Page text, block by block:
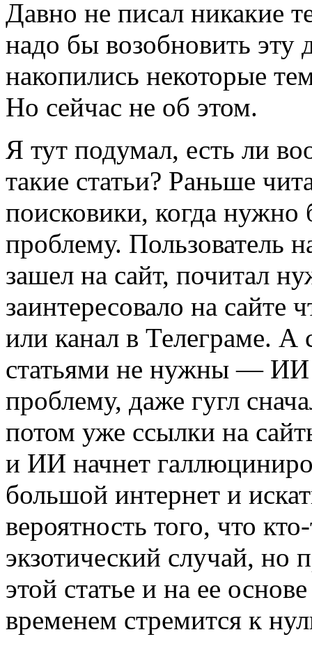
Давно не писал никакие
надо бы возобновить эту
накопились некоторые
Но сейчас не об этом.
Я тут подумал, есть ли
такие статьи? Раньше
поисковики, когда
проблему. Пользователь
зашел на сайт, почитал
заинтересовало на сайте
или канал в Телеграме. А
статьями не нужны — ИИ
проблему, даже гугл
потом уже ссылки на
и ИИ начнет
большой интернет и
вероятность того, что
экзотический случай, но
этой статье и на ее
временем стремится к